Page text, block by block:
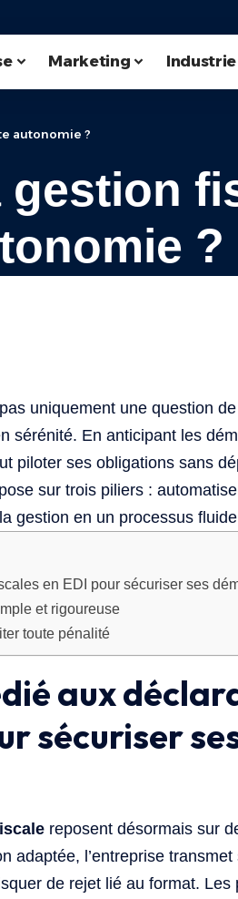
Marketing Industrie
autonomie ?
?
uniquement une question
sérénité. En anticipant les
piloter ses obligations sans
sur trois piliers :
gestion en un processus
en EDI pour sécuriser ses
et rigoureuse
toute pénalité
aux
sécuriser
reposent désormais sur
adaptée, l’entreprise
de rejet lié au format. Les